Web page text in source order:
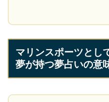
マリンスポーツとし
夢が持つ夢占いの意